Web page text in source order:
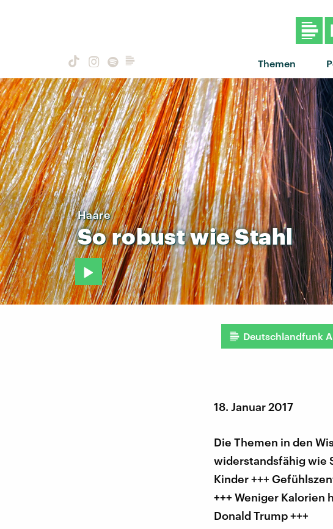
Themen
Haare
SorobustwieStahl
Deutschlandfunk
18. Januar 2017
Die Themen in den
widerstandsfähig wie
Kinder +++
+++ Weniger Kalorien
Donald Trump +++